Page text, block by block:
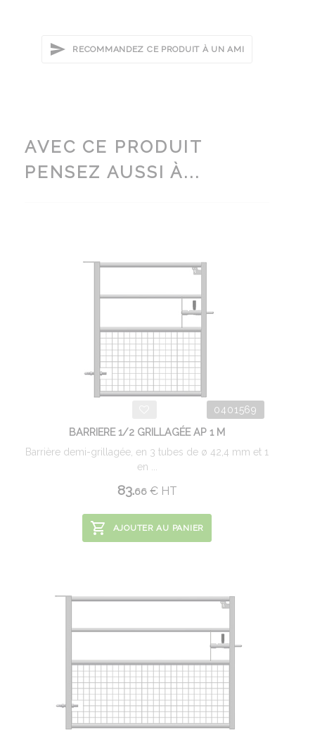
RECOMMANDEZ CE PRODUIT À UN AMI
AVEC CE PRODUIT
PENSEZ AUSSI À...
0401569
BARRIERE 1/2 GRILLAGÉE AP 1 M
Barrière demi-grillagée, en 3 tubes de ø 42,4 mm et 1
en ...
83.66 €HT
AJOUTER AU PANIER